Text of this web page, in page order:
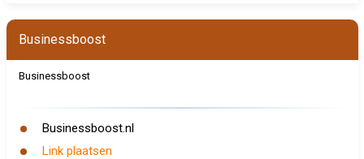
Businessboost
Businessboost
Businessboost.nl
Link plaatsen